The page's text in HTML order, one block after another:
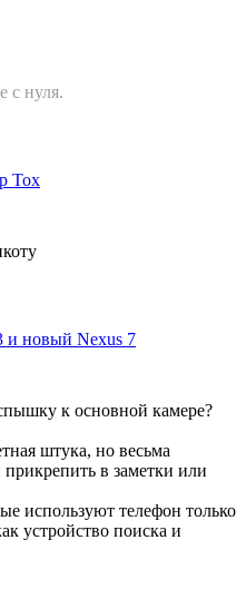
с нуля.
Tox
и новый Nexus 7
к основной камере?
штука, но весьма
прикрепить в заметки или
используют телефон только
устройство поиска и